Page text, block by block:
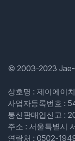
© 2003-2023 Jae-
상호명 : 제이에이
사업자등록번호 :
통신판매업신고 :
주소 : 서울특별시
연락처 : 0502-